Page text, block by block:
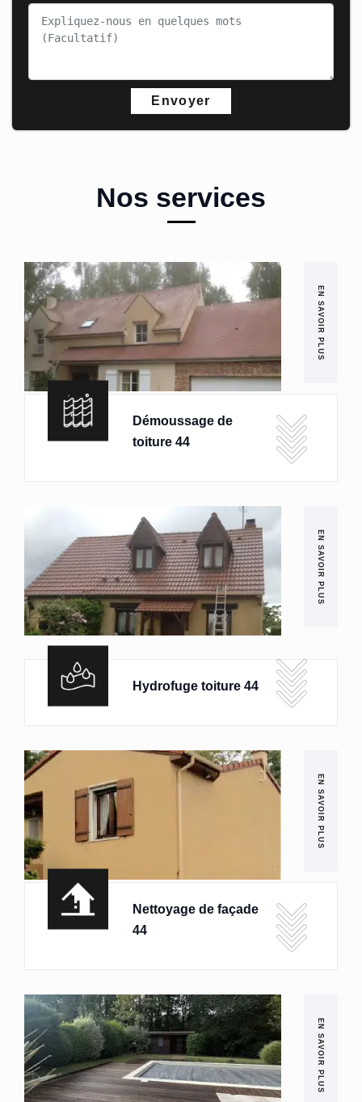
Nos services
EN SAVOIR PLUS
Démoussage de
toiture 44
EN SAVOIR PLUS
Hydrofuge toiture 44
EN SAVOIR PLUS
Nettoyage de façade
44
EN SAVOIR PLUS